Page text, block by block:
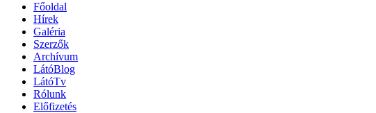
Főoldal
Hírek
Galéria
Szerzők
Archívum
LátóBlog
LátóTv
Rólunk
Előfizetés